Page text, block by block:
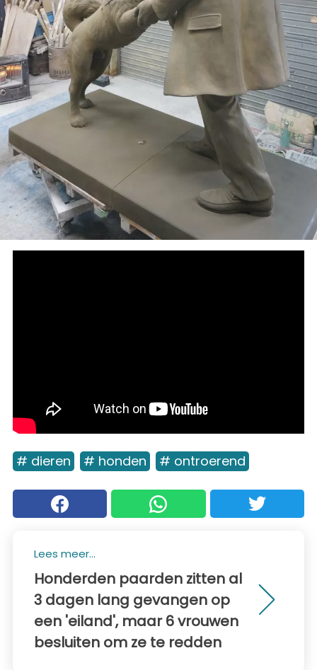
# dieren # honden # ontroerend
Lees meer...
Honderden paarden zitten al
3 dagen lang gevangen op
een 'eiland', maar 6 vrouwen
besluiten om ze te redden